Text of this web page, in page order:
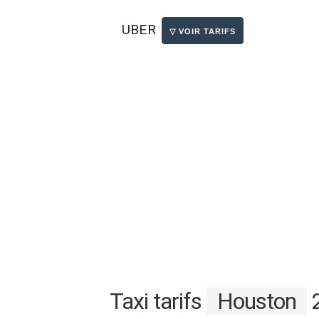
UBER
Taxi tarifs Houston